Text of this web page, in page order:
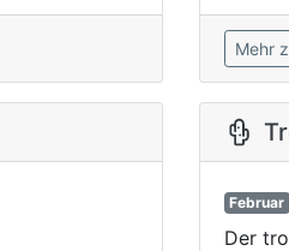
Mehr
Februar
Der